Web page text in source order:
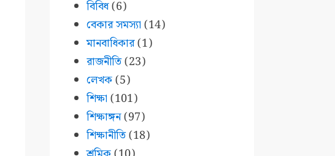
বিবিধ(6)
বেকার সমস্যা (14)
মানবাধিকার(1)
রাজনীতি(23)
লেখক(5)
শিক্ষা (101)
শিক্ষাঙ্গন(97)
শিক্ষানীতি(18)